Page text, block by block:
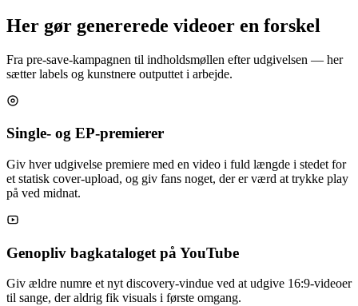
Her gør genererede videoer en forskel
Fra pre-save-kampagnen til indholdsmøllen efter udgivelsen — her
sætter labels og kunstnere outputtet i arbejde.
Single- og EP-premierer
Giv hver udgivelse premiere med en video i fuld længde i stedet for
et statisk cover-upload, og giv fans noget, der er værd at trykke play
på ved midnat.
Genopliv bagkataloget på YouTube
Giv ældre numre et nyt discovery-vindue ved at udgive 16:9-videoer
til sange, der aldrig fik visuals i første omgang.